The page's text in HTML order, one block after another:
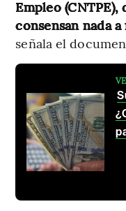
Empleo
consensan nada
señala el